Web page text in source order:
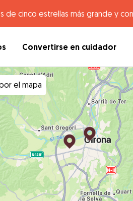
cinco estrellas más grande y
Convertirse en cuidador
el mapa